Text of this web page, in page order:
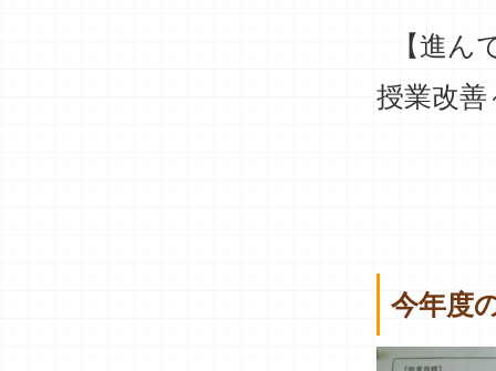
【進ん
授業改善
今年度